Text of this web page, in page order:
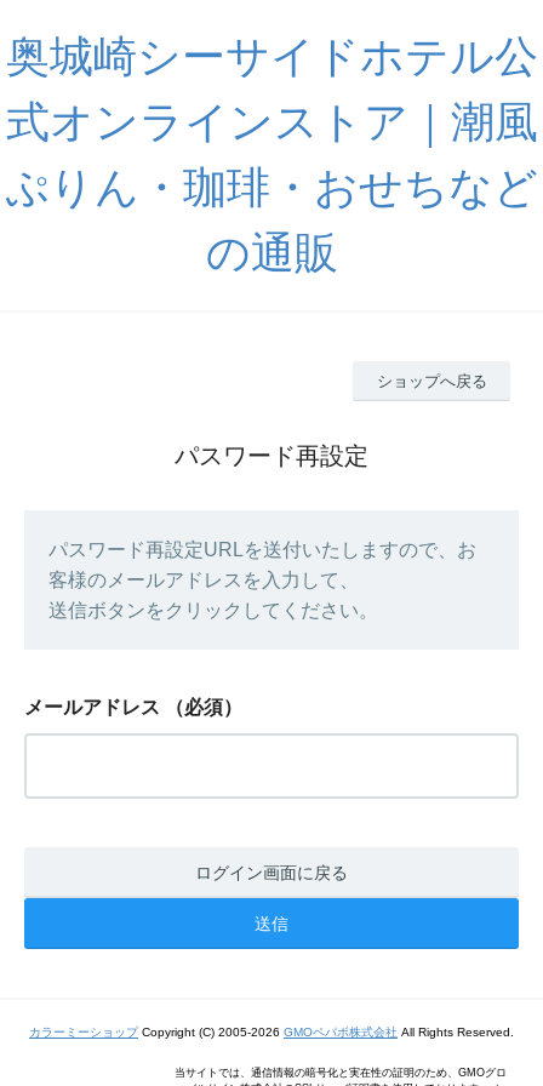
奥城崎シーサイドホテル公
式オンラインストア｜潮風
ぷりん・珈琲・おせちなど
の通販
ショップへ戻る
パスワード再設定
パスワード再設定URLを送付いたしますので、お
客様のメールアドレスを入力して、
送信ボタンをクリックしてください。
メールアドレス （必須）
ログイン画面に戻る
カラーミーショップCopyright (C) 2005-2026 GMOペパボ株式会社 All Rights Reserved.
当サイトでは、通信情報の暗号化と実在性の証明のため、GMOグロ